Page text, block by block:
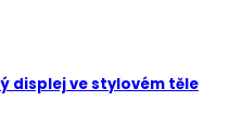
displej ve stylovém těle